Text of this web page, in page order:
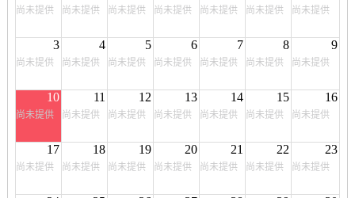
尚未提供 尚未提供 尚未提供 尚未提供 尚未提供 尚未提供 尚未提供
3
尚未提供
4
尚未提供
5
尚未提供
6
尚未提供
7
尚未提供
8
尚未提供
9
尚未提供
10
尚未提供
11
尚未提供
12
尚未提供
13
尚未提供
14
尚未提供
15
尚未提供
16
尚未提供
17
尚未提供
18
尚未提供
19
尚未提供
20
尚未提供
21
尚未提供
22
尚未提供
23
尚未提供